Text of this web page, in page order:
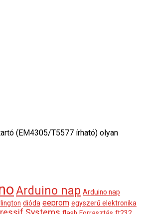
(EM4305/T5577 írható) olyan
Arduino nap Arduino nap
dióda eeprom egyszerű elektronika